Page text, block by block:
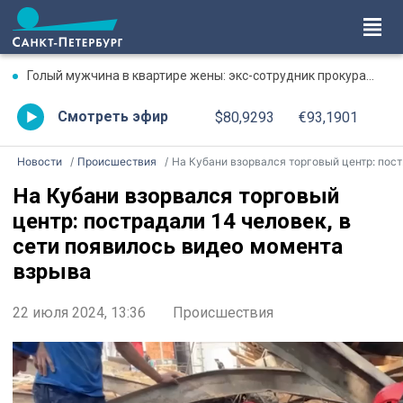
Голый мужчина в квартире жены: экс-сотрудник прокуратуры рассказал, почему совершил убийство
Смотреть эфир $80,9293 €93,1901
Новости Происшествия На Кубани взорвался торговый центр: пострадали 14 человек, в сети появилось видео момента взрыва
На Кубани взорвался торговый
центр: пострадали 14 человек, в
сети появилось видео момента
взрыва
22 июля 2024, 13:36 Происшествия